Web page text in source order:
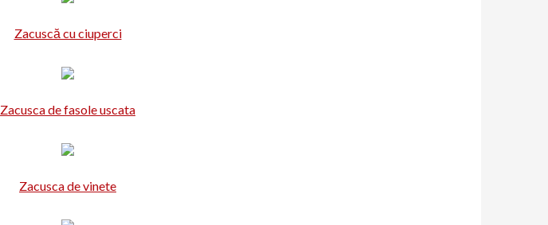
Zacuscă cu ciuperci
Zacusca de fasole uscata
Zacusca de vinete